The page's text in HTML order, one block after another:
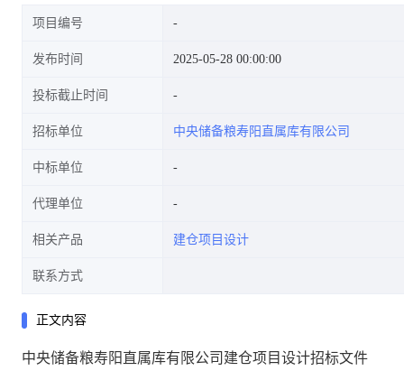
项目编号
发布时间 2025-05-28 00:00:00
投标截止时间
招标单位 中央储备粮寿阳直属库有限公司
中标单位
代理单位
相关产品 建仓项目设计
联系方式
正文内容
中央储备粮寿阳直属库有限公司建仓项目设计招标文件